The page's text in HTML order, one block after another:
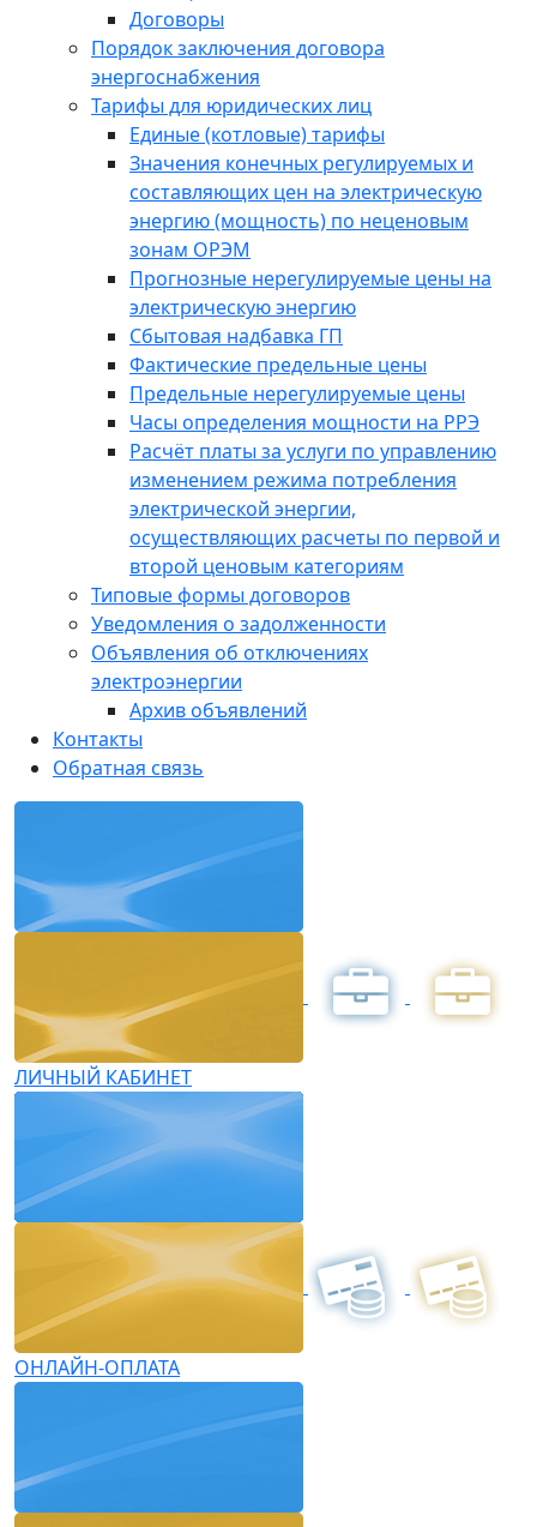
Договоры
Порядок заключения договора
энергоснабжения
Тарифы для юридических лиц
Единые (котловые) тарифы
Значения конечных регулируемых и
составляющих цен на электрическую
энергию (мощность) по неценовым
зонам ОРЭМ
Прогнозные нерегулируемые цены на
электрическую энергию
Сбытовая надбавка ГП
Фактические предельные цены
Предельные нерегулируемые цены
Часы определения мощности на РРЭ
Расчёт платы за услуги по управлению
изменением режима потребления
электрической энергии,
осуществляющих расчеты по первой и
второй ценовым категориям
Типовые формы договоров
Уведомления о задолженности
Объявления об отключениях
электроэнергии
Архив объявлений
Контакты
Обратная связь
ЛИЧНЫЙ КАБИНЕТ
ОНЛАЙН-ОПЛАТА